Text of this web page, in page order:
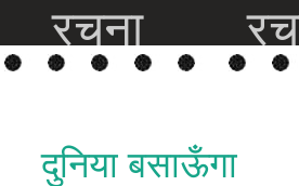
रचना
दुनिया बसाऊँगा